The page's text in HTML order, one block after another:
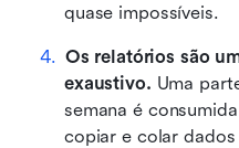
quase impossíveis.
Os relatórios são
exaustivo. Uma
semana é
copiar e colar